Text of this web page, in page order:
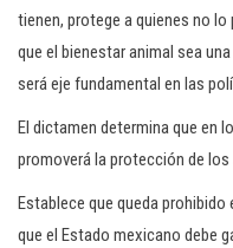
tienen, protege a quienes no
que el bienestar animal sea
será eje fundamental en las
El dictamen determina que en
promoverá la protección de los
Establece que queda
que el Estado mexicano debe